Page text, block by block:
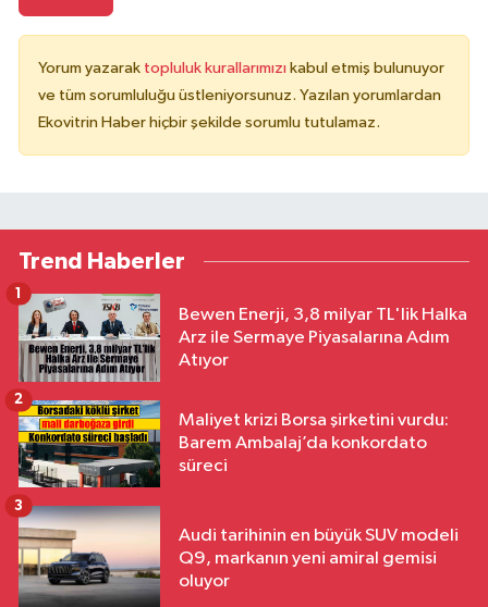
Yorum yazarak topluluk kurallarımızı kabul etmiş bulunuyor
ve tüm sorumluluğu üstleniyorsunuz. Yazılan yorumlardan
Ekovitrin Haber hiçbir şekilde sorumlu tutulamaz.
Trend Haberler
Bewen Enerji, 3,8 milyar TL'lik Halka
Arz ile Sermaye Piyasalarına Adım
Atıyor
1
Maliyet krizi Borsa şirketini vurdu:
Barem Ambalaj’da konkordato
süreci
2
Audi tarihinin en büyük SUV modeli
Q9, markanın yeni amiral gemisi
oluyor
3